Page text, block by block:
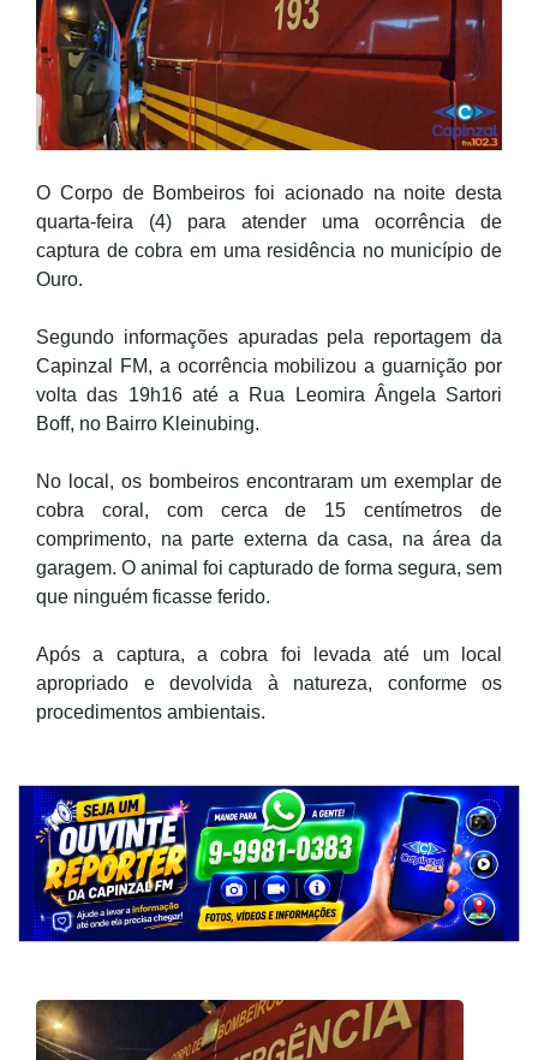
O Corpo de Bombeiros foi acionado na noite desta
quarta-feira (4) para atender uma ocorrência de
captura de cobra em uma residência no município de
Ouro.
Segundo informações apuradas pela reportagem da
Capinzal FM, a ocorrência mobilizou a guarnição por
volta das 19h16 até a Rua Leomira Ângela Sartori
Boff, no Bairro Kleinubing.
No local, os bombeiros encontraram um exemplar de
cobra coral, com cerca de 15 centímetros de
comprimento, na parte externa da casa, na área da
garagem. O animal foi capturado de forma segura, sem
que ninguém ficasse ferido.
Após a captura, a cobra foi levada até um local
apropriado e devolvida à natureza, conforme os
procedimentos ambientais.